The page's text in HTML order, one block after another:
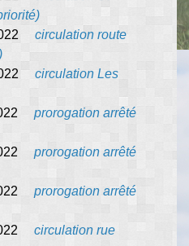
circulation route
circulation Les
prorogation arrêté
prorogation arrêté
prorogation arrêté
circulation rue